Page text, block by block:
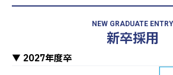
NEW GRADUATE ENTRY
新卒採用
▼ 2027年度卒